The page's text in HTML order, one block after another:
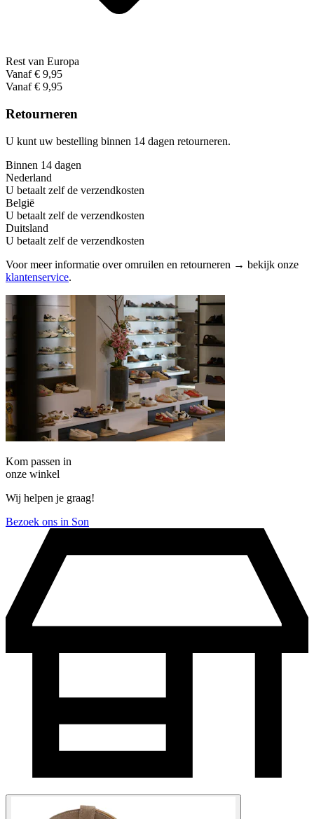
Rest van Europa
Vanaf € 9,95
Vanaf € 9,95
Retourneren
U kunt uw bestelling binnen 14 dagen retourneren.
Binnen 14 dagen
Nederland
U betaalt zelf de verzendkosten
België
U betaalt zelf de verzendkosten
Duitsland
U betaalt zelf de verzendkosten
Voor meer informatie over omruilen en retourneren → bekijk onze
klantenservice.
Kom passen in
onze winkel
Wij helpen je graag!
Bezoek ons in Son